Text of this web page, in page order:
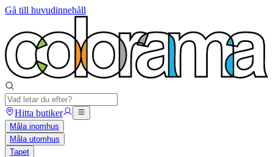
Gå till huvudinnehåll
Hitta butiker
Måla inomhus
Måla utomhus
Tapet